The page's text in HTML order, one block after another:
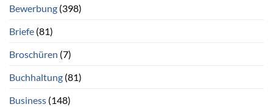
Bewerbung (398)
Briefe (81)
Broschüren (7)
Buchhaltung (81)
Business (148)